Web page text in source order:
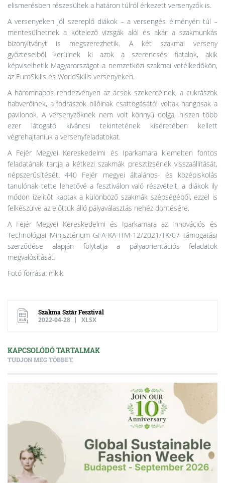
elismerésben részesültek a határon túlról érkezett versenyzők is.
A versenyeken jól szereplő diákok – a versengés élményén túl –
mentesülhetnek a kötelező vizsgák alól és akár a szakmunkás
bizonyítványt is megszerezhetik. A két szakmai verseny
győzteseiből kerülnek ki azok a szerencsés fiatalok, akik
képviselhetik Magyarországot a nemzetközi szakmai vetélkedőkön,
az EuroSkills és WorldSkills versenyeken.
A háromnapos rendezvényen az ácsok szekercéinek, a cukrászok
habverőinek, a fodrászok ollóinak csattogásától voltak hangosak a
pavilonok. A versenyzőknek nem volt könnyű dolga, hiszen több
ezer látogató kíváncsi tekintetének kíséretében kellett
végrehajtaniuk a versenyfeladatokat.
A Fejér Megyei Kereskedelmi és Iparkamara kiemelten fontos
feladatának tartja a kétkezi szakmák presztízsének visszaállítását,
népszerűsítését. 440 Fejér megyei általános- és középiskolás
tanulónak tette lehetővé a fesztiválon való részvételt, a diákok ily
módon ízelítőt kaptak a különböző szakmák szépségéből, ezzel is
felkészülve az előttük álló pályaválasztás nehéz döntésére.
A Fejér Megyei Kereskedelmi és Iparkamara az Innovációs és
Technológiai Minisztérium GFA-KA-ITM-12/2021/TK/07 támogatási
szerződése alapján folytatja a pályaorientációs feladatok
megvalósítását.
Fotó forrása: mkik
Szakma Sztár Fesztivál
2022-04-28 XLSX
KAPCSOLÓDÓ TARTALMAK
TUDJON MEG TÖBBET.